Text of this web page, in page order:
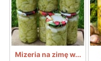
Mizeria na zimę w...